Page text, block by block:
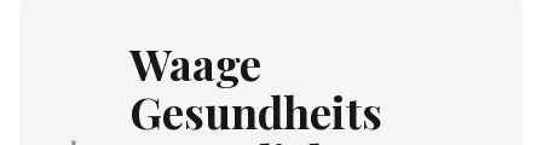
Waage
Gesundheits